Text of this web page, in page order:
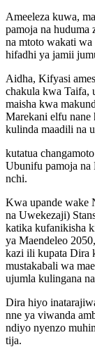
Ameeleza kuwa,
pamoja na huduma
na mtoto wakati
hifadhi ya jamii
Aidha, Kifyasi
chakula kwa Taifa,
maisha kwa
Marekani elfu nane
kulinda maadili na
kutatua
Ubunifu pamoja
nchi.
Kwa upande wake
na Uwekezaji)
katika kufanikisha
ya Maendeleo
kazi ili kupata Dira
mustakabali wa
ujumla kulingana
Dira hiyo
nne ya viwanda
ndiyo nyenzo
tija.